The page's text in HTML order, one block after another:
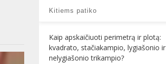
Kitiems patiko
Kaip apskaičiuoti perimetrą ir plotą:
kvadrato, stačiakampio, lygiašonio ir
nelygiašonio trikampio?